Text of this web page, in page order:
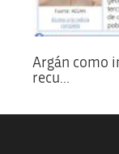
Argán como
recu...